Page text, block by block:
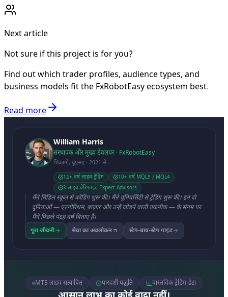
Next article
Not sure if this project is for you?
Find out which trader profiles, audience types, and
business models fit the FxRobotEasy ecosystem best.
Read more
William Harris
संस्थापक और मुख्य डेवलपर · FxRobotEasy
शिकागो, यूएसए · 2021 से
12+ वर्ष लाइव ट्रेडिंग
10+ वर्ष MQL5 / MQL4
3 लाइव-वेरिफाइड Expert Advisors
मैंने मिडिल स्कूल से कोडिंग शुरू की। मैंने यूनिवर्सिटी से ट्रेडिंग शुरू की। इन दो
दुनियाओं — एल्गोरिथम, बाज़ार और उन्हें जोड़ने वाली तकनीक — के संगम पर
मैंने पिछले पंद्रह वर्ष बिताए हैं।
पूरा जीवनी सेवा का अवलोकन स्टेप-बाय-स्टेप गाइड
MT5 लाइव सत्यापित पारदर्शी पद्धति वास्तविक ट्रेडिंग डेटा